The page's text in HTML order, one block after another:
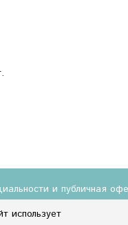
и публичная
использует